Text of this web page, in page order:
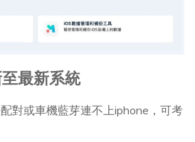
最新系統
對或車機藍芽連不上iphone，可考